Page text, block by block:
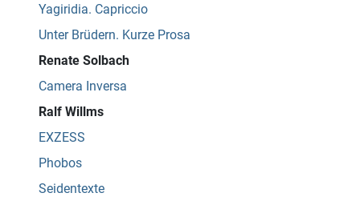
Yagiridia. Capriccio
Unter Brüdern. Kurze Prosa
Renate Solbach
Camera Inversa
Ralf Willms
EXZESS
Phobos
Seidentexte